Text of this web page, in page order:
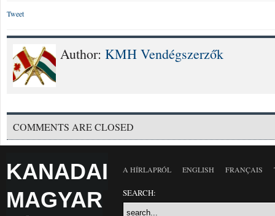
Tweet
Author: KMH Vendégszerzők
COMMENTS ARE CLOSED
KANADAI
MAGYAR
A HÍRLAPRÓL ENGLISH FRANÇAIS
SEARCH: